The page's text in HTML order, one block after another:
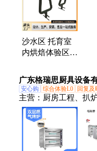
沙水区 托育室
内烘焙体验区
地木工坊游戏设
备 东方娃
广东格瑞思厨具设备
安心购 综合体验L0 回复及
主营： 厨房工程、扒
蒸烤箱、万能蒸烤箱
箱、不锈钢电炸炉、
炉、平扒炉、热风炉
炸炉、旋转烤箱